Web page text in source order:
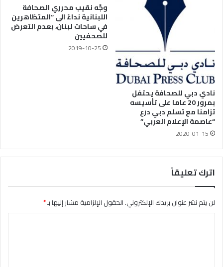
نادي دبي للصحافة يحتفل
بمرور 20 عاما على تأسيسه
تزامنا مع تسلم دبي درع
“عاصمة الإعلام العربي”
2020-01-15
وجَّه نقيب محرري الصحافة
اللبنانية نداءً الى “المتظاهرين
في ساحات لبنان، بعدم التعرض
للصحفيين
2019-10-25
اترك تعليقاً
لن يتم نشر عنوان بريدك الإلكتروني.الحقول الإلزامية مشار إليها بـ*